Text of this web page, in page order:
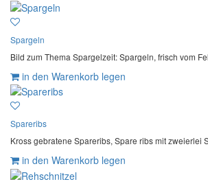
Spargeln
Bild zum Thema Spargelzeit: Spargeln, frisch vom
in den Warenkorb legen
Spareribs
Kross gebratene Spareribs, Spare ribs mit zweierlei
in den Warenkorb legen